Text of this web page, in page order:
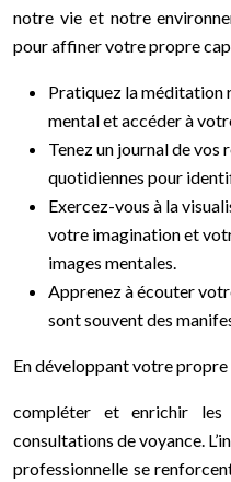
notre vie et notre
pour affiner votre propre
Pratiquez la méditation
mental et accéder à
Tenez un journal de vos
quotidiennes pour
Exercez-vous à la
votre imagination et
images mentales.
Apprenez à écouter
sont souvent des
En développant votre
compléter et enrichir
consultations de voyance.
professionnelle se